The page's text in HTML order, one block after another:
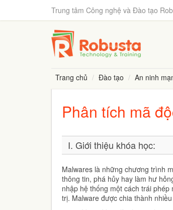
Trung tâm Công nghệ và Đào tạo
Trang chủ Đào tạo An ninh
Phân tích mã
I. Giới thiệu khóa học:
Malwares là những chương trình
thông tin, phá hủy hay làm hư
nhập hệ thống một cách trái
trị. Malware được chia thành